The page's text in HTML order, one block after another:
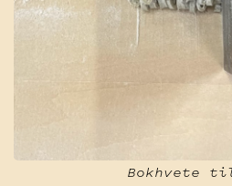
Bokhvete